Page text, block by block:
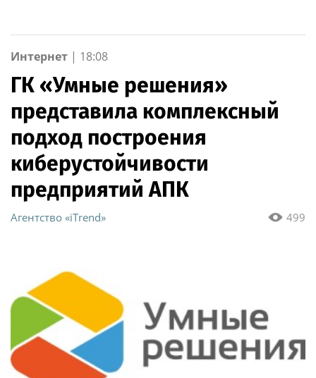
Интернет | 18:08
ГК «Умные решения»
представила комплексный
подход построения
киберустойчивости
предприятий АПК
499
Агентство «iTrend»